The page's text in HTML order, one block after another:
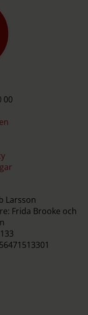
00
Larsson
Frida Brooke och